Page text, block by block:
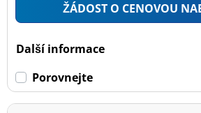
ŽÁDOST O CENOVOU
Další informace
Porovnejte